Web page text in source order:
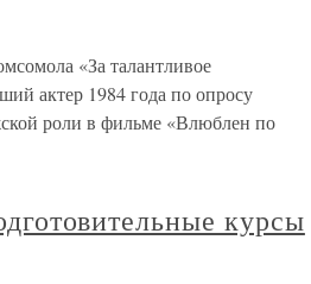
«За талантливое
актер 1984 года по опросу
роли в фильме «Влюблен по
курсы